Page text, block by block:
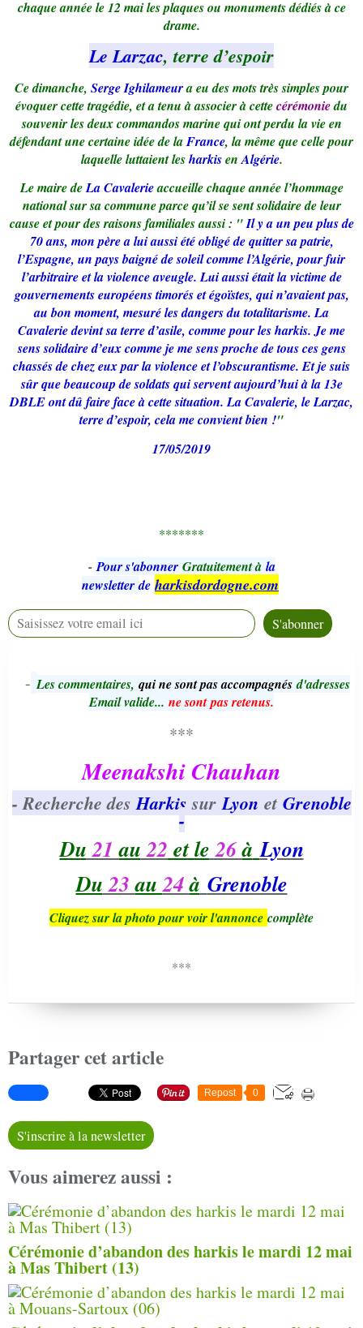
chaque année le 12 mai les plaques ou monuments dédiés à ce
drame.
Le Larzac, terre d’espoir
Ce dimanche, Serge Ighilameura eu des mots très simples pour
évoquer cette tragédie, et a tenu à associer à cettecérémoniedu
souvenir les deux commandos marine qui ont perdu la vie en
défendant une certaine idée de laFrance, la même que celle pour
laquelle luttaient lesharkisenAlgérie.
Le maire deLa Cavalerieaccueille chaque année l’hommage
national sur sa commune parce qu’il se sent solidaire de leur
cause et pour des raisons familiales aussi : "Il y a un peu plus de
70 ans, mon père a lui aussi été obligé de quitter sa patrie,
l’Espagne, un pays baigné de soleil comme l’Algérie, pour fuir
l’arbitraire et la violence aveugle. Lui aussi était la victime de
gouvernements européens timorés et égoïstes, qui n’avaient pas,
au bon moment, mesuré les dangers du totalitarisme. La
Cavalerie devint sa terre d’asile, comme pour les harkis. Je me
sens solidaire d’eux comme je me sens proche de tous ces gens
chassés de chez eux par la violence et l’obscurantisme. Et je suis
sûr que beaucoup de soldats qui servent aujourd’hui à la 13e
DBLE ont dû faire face à cette situation. La Cavalerie, le Larzac,
terre d’espoir, cela me convient bien !"
17/05/2019
*******
- Pour s'abonner Gratuitement à la
newsletter de harkisdordogne.com
- Les commentaires, qui ne sont pas accompagnés d'adresses
Email valide... ne sont pas retenus.
***
Meenakshi Chauhan
- Recherche desHarkissurLyon etGrenoble
-
Du21au22 et le26à Lyon
Du23au24à Grenoble
Cliquez sur la photo pour voir l'annonce complète
***
Partager cet article
Repost 0
S'inscrire à la newsletter
Vous aimerez aussi :
Cérémonie d’abandon des harkis le mardi 12 mai
à Mas Thibert (13)